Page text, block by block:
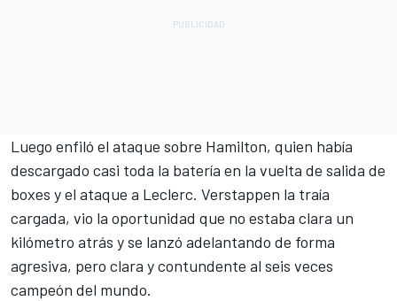
Luego enfiló el ataque sobre Hamilton, quien había
descargado casi toda la batería en la vuelta de salida de
boxes y el ataque a Leclerc. Verstappen la traía
cargada, vio la oportunidad que no estaba clara un
kilómetro atrás y se lanzó adelantando de forma
agresiva, pero clara y contundente al seis veces
campeón del mundo.